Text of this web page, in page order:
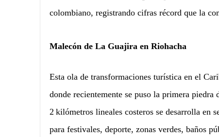
colombiano, registrando cifras récord que la
Malecón de La Guajira en Riohacha
Esta ola de transformaciones turística en el
donde recientemente se puso la primera
2 kilómetros lineales costeros se desarrolla en
para festivales, deporte, zonas verdes, baños